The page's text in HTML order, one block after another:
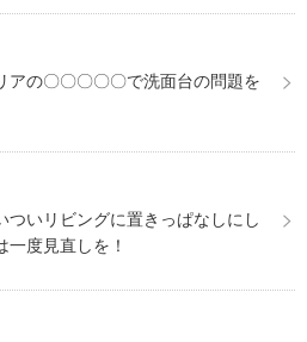
アの〇〇〇〇〇で洗面台の問題を
ついリビングに置きっぱなしにし
一度見直しを！